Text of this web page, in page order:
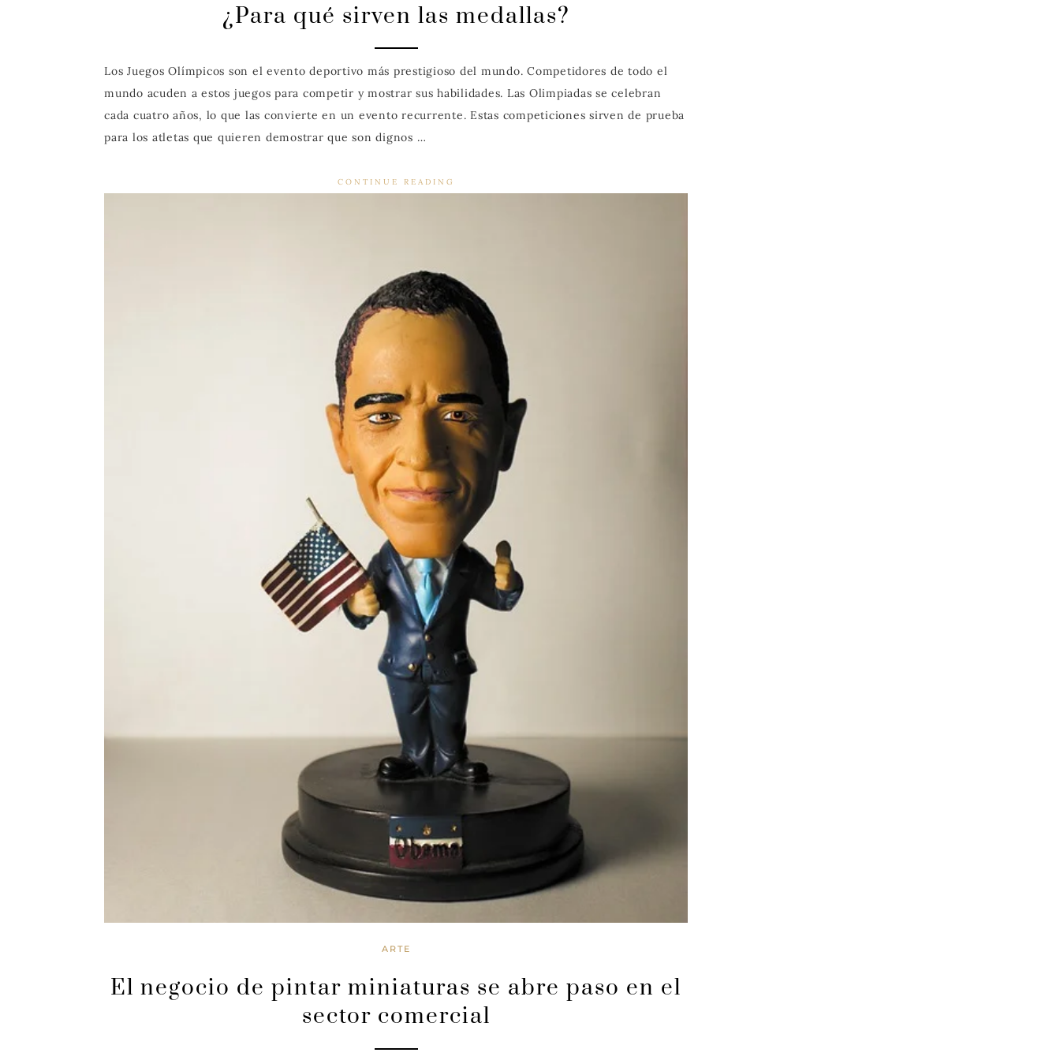
¿Para qué sirven las medallas?
Los Juegos Olímpicos son el evento deportivo más prestigioso del mundo. Competidores de todo el
mundo acuden a estos juegos para competir y mostrar sus habilidades. Las Olimpiadas se celebran
cada cuatro años, lo que las convierte en un evento recurrente. Estas competiciones sirven de prueba
para los atletas que quieren demostrar que son dignos …
CONTINUE READING
ARTE
El negocio de pintar miniaturas se abre paso en el
sector comercial